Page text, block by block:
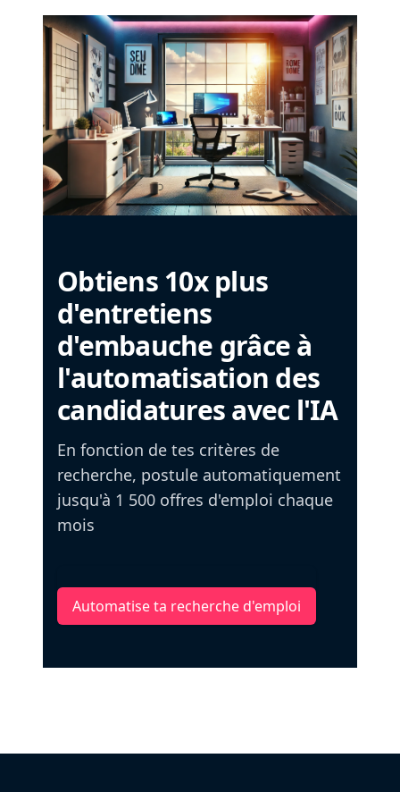
Obtiens 10x plus
d'entretiens
d'embauche grâce à
l'automatisation des
candidatures avec l'IA
En fonction de tes critères de
recherche, postule automatiquement
jusqu'à 1 500 offres d'emploi chaque
mois
Automatise ta recherche d'emploi